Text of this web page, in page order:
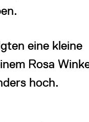
eine kleine
Rosa
hoch.